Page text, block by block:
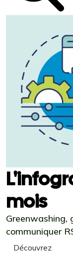
mois
Greenwashing,
communiquer
Découvrez